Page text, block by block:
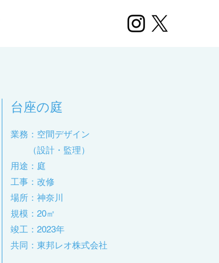
​台座の庭
​業務：空間デザイン
（設計・監理）
用途：庭
​工事：改修
場所：神奈川
​規模：20㎡
竣工：2023年
​共同：東邦レオ株式会社